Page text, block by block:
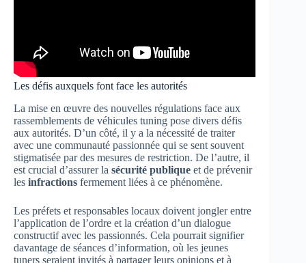
Les défis auxquels font face les autorités
La mise en œuvre des nouvelles régulations face aux
rassemblements de véhicules tuning pose divers défis
aux autorités. D’un côté, il y a la nécessité de traiter
avec une communauté passionnée qui se sent souvent
stigmatisée par des mesures de restriction. De l’autre, il
est crucial d’assurer la sécurité publique et de prévenir
les infractions fermement liées à ce phénomène.
Les préfets et responsables locaux doivent jongler entre
l’application de l’ordre et la création d’un dialogue
constructif avec les passionnés. Cela pourrait signifier
davantage de séances d’information, où les jeunes
tuners seraient invités à partager leurs opinions et à